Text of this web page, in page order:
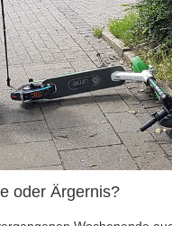
oder Ärgernis?